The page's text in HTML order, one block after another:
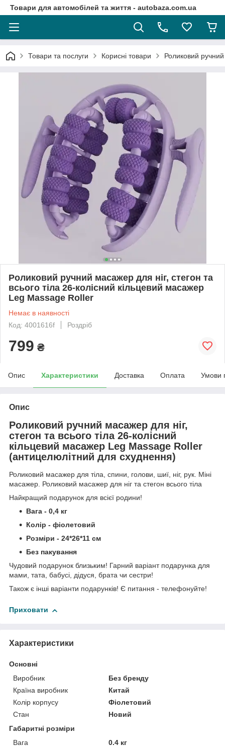
Товари для автомобілей та життя - autobaza.com.ua
Товари та послуги Корисні товари Роликовий
Роликовий ручний масажер для ніг, стегон та
всього тіла 26-колісний кільцевий масажер
Leg Massage Roller
Немає в наявності
Код: 4001616f
Роздріб
799 ₴
Опис Характеристики Доставка Оплата Умови
Опис
Роликовий ручний масажер для ніг,
стегон та всього тіла 26-колісний
кільцевий масажер Leg Massage Roller
(антицелюлітний для схуднення)
Роликовий масажер для тіла, спини, голови, шиї, ніг, рук. Міні
масажер. Роликовий масажер для ніг та стегон всього тіла
Найкращий подарунок для всієї родини!
Вага - 0,4 кг
Колір - фіолетовий
Розміри - 24*26*11 см
Без пакування
Чудовий подарунок близьким! Гарний варіант подарунка для
мами, тата, бабусі, дідуся, брата чи сестри!
Також є інші варіанти подарунків! Є питання - телефонуйте!
Приховати
Характеристики
Основні
Виробник
Без бренду
Країна виробник
Китай
Колір корпусу
Фіолетовий
Стан
Новий
Габаритні розміри
Вага
0.4 кг